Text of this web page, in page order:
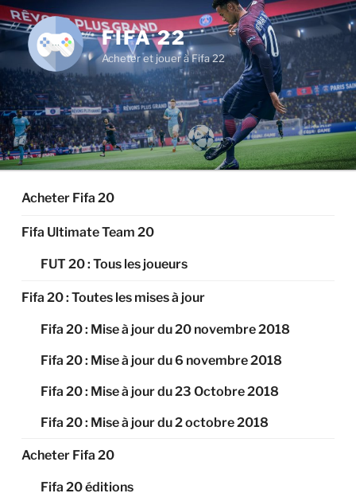
Aller
au
contenu
principal
FIFA 22
Acheter et jouer à Fifa 22
Acheter Fifa 20
Fifa Ultimate Team 20
FUT 20 : Tous les joueurs
Fifa 20 : Toutes les mises à jour
Fifa 20 : Mise à jour du 20 novembre 2018
Fifa 20 : Mise à jour du 6 novembre 2018
Fifa 20 : Mise à jour du 23 Octobre 2018
Fifa 20 : Mise à jour du 2 octobre 2018
Acheter Fifa 20
Fifa 20 éditions